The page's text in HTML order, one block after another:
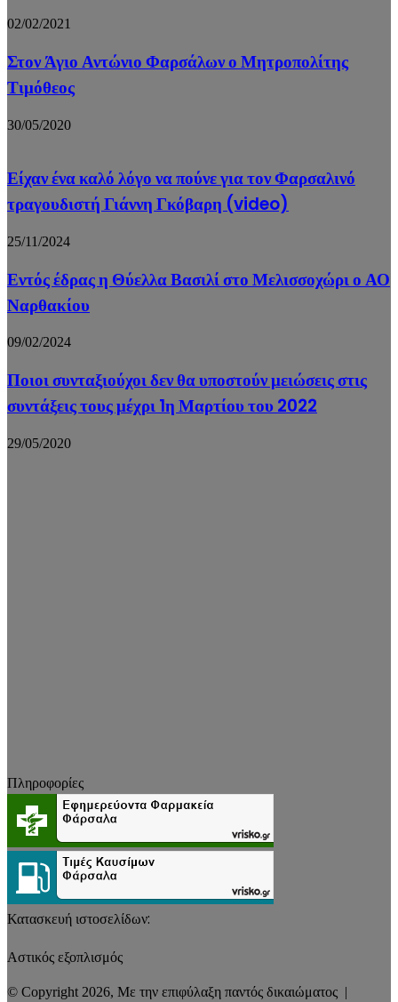
02/02/2021
Στον Άγιο Αντώνιο Φαρσάλων ο Μητροπολίτης
Τιμόθεος
30/05/2020
Είχαν ένα καλό λόγο να πούνε για τον Φαρσαλινό
τραγουδιστή Γιάννη Γκόβαρη (video)
25/11/2024
Εντός έδρας η Θύελλα Βασιλί στο Μελισσοχώρι ο ΑΟ
Ναρθακίου
09/02/2024
Ποιοι συνταξιούχοι δεν θα υποστούν μειώσεις στις
συντάξεις τους μέχρι 1η Μαρτίου του 2022
29/05/2020
Πληροφορίες
Κατασκευή ιστοσελίδων:
Αστικός εξοπλισμός
© Copyright 2026, Με την επιφύλαξη παντός δικαιώματος |